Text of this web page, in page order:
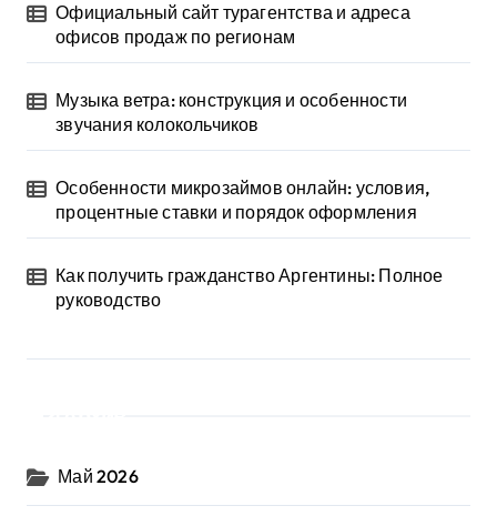
Официальный сайт турагентства и адреса
офисов продаж по регионам
Музыка ветра: конструкция и особенности
звучания колокольчиков
Особенности микрозаймов онлайн: условия,
процентные ставки и порядок оформления
Как получить гражданство Аргентины: Полное
руководство
Май 2026